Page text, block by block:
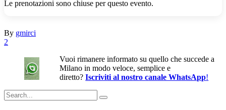
Le prenotazioni sono chiuse per questo evento.
By gmirci
2
Vuoi rimanere informato su quello che succede a
Milano in modo veloce, semplice e
diretto?Iscriviti al nostro canale WhatsApp!
Search
for: